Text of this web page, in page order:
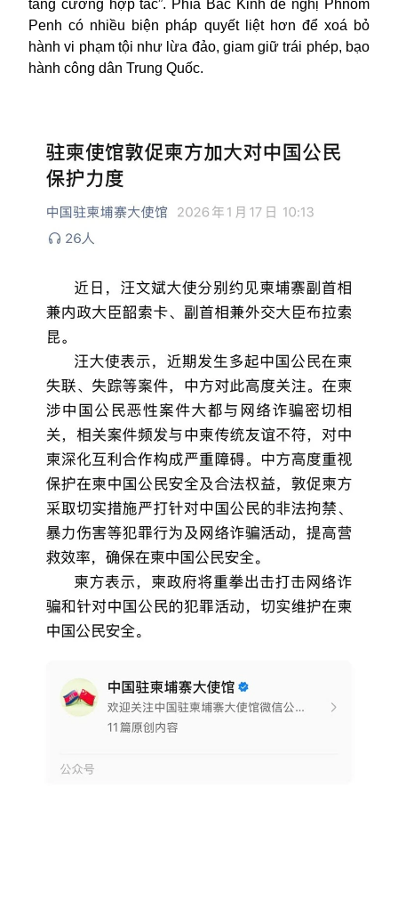
tăng cường hợp tác”. Phía Bắc Kinh đề nghị Phnom
Penh có nhiều biện pháp quyết liệt hơn để xoá bỏ
hành vi phạm tội như lừa đảo, giam giữ trái phép, bạo
hành công dân Trung Quốc.